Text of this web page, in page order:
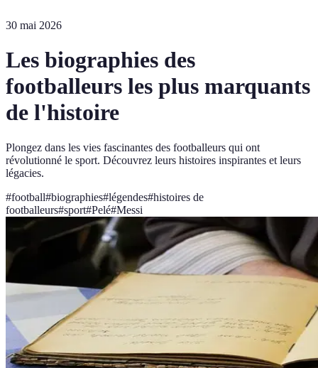
30 mai 2026
Les biographies des
footballeurs les plus marquants
de l'histoire
Plongez dans les vies fascinantes des footballeurs qui ont
révolutionné le sport. Découvrez leurs histoires inspirantes et leurs
légacies.
#football#biographies#légendes#histoires de
footballeurs#sport#Pelé#Messi